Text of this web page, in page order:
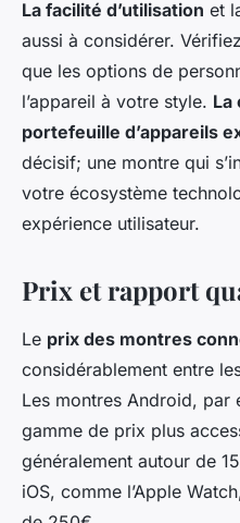
La facilité d’utilisation et
aussi à considérer.
que les options de
l’appareil à votre style. La
portefeuille d’appareils
décisif; une montre qui
votre écosystème
expérience utilisateur.
Prix et rapport
Le prix des montres
considérablement entre
Les montres Android, par
gamme de prix plus
généralement autour de
iOS, comme l’Apple